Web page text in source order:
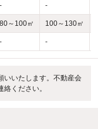
- -
80～100㎡ 100～130㎡
- -
いいたします。不動産会
絡ください。